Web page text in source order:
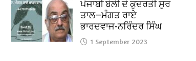
ਪੰਜਾਬੀ ਬੋਲੀ ਦੇ ਕੁਦਰਤੀ ਸੁਰ
ਤਾਲ—ਮੰਗਤ ਰਾਏ
ਭਾਰਦਵਾਜ-ਨਰਿੰਦਰ ਸਿੰਘ
1 September 2023